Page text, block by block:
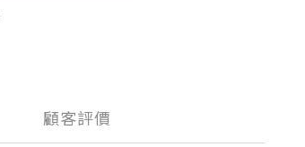
顧客評價